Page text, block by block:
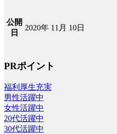
公開
日
2020年 11月 10日
PRポイント
福利厚生充実
男性活躍中
女性活躍中
20代活躍中
30代活躍中